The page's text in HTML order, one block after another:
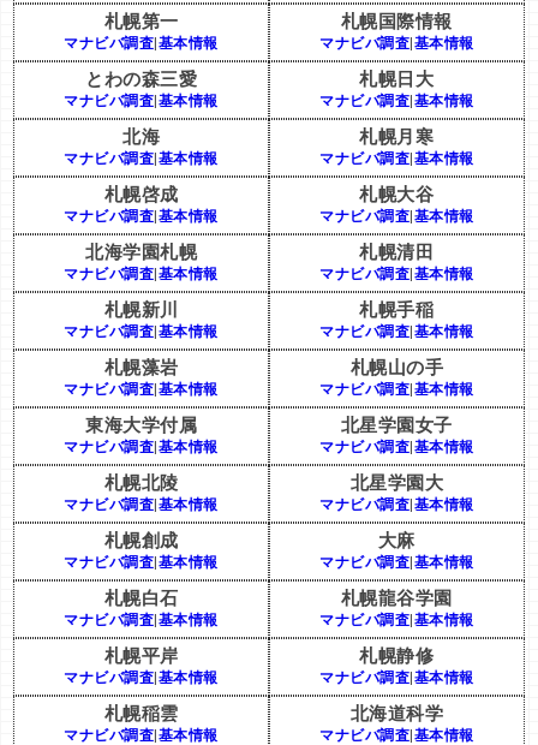
札幌第一
マナビバ調査|基本情報
札幌国際情報
マナビバ調査|基本情報
とわの森三愛
マナビバ調査|基本情報
札幌日大
マナビバ調査|基本情報
北海
マナビバ調査|基本情報
札幌月寒
マナビバ調査|基本情報
札幌啓成
マナビバ調査|基本情報
札幌大谷
マナビバ調査|基本情報
北海学園札幌
マナビバ調査|基本情報
札幌清田
マナビバ調査|基本情報
札幌新川
マナビバ調査|基本情報
札幌手稲
マナビバ調査|基本情報
札幌藻岩
マナビバ調査|基本情報
札幌山の手
マナビバ調査|基本情報
東海大学付属
マナビバ調査|基本情報
北星学園女子
マナビバ調査|基本情報
札幌北陵
マナビバ調査|基本情報
北星学園大
マナビバ調査|基本情報
札幌創成
マナビバ調査|基本情報
大麻
マナビバ調査|基本情報
札幌白石
マナビバ調査|基本情報
札幌龍谷学園
マナビバ調査|基本情報
札幌平岸
マナビバ調査|基本情報
札幌静修
マナビバ調査|基本情報
札幌稲雲
マナビバ調査|基本情報
北海道科学
マナビバ調査|基本情報